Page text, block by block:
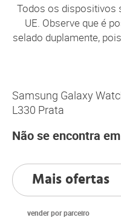
Todos os dispositivos
UE. Observe que é
selado duplamente,
Samsung Galaxy
L330 Prata
Não se encontra
Mais ofertas
vender por parceiro